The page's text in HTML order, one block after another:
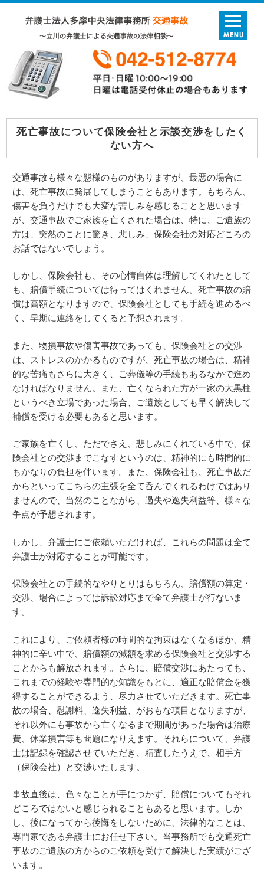
死亡事故について保険会社と示談交渉をしたく
ない方へ
交通事故も様々な態様のものがありますが、最悪の場合に
は、死亡事故に発展してしまうこともあります。もちろん、
傷害を負うだけでも大変な苦しみを感じることと思います
が、交通事故でご家族を亡くされた場合は、特に、ご遺族の
方は、突然のことに驚き、悲しみ、保険会社の対応どころの
お話ではないでしょう。
しかし、保険会社も、その心情自体は理解してくれたとして
も、賠償手続については待ってはくれません。死亡事故の賠
償は高額となりますので、保険会社としても手続を進めるべ
く、早期に連絡をしてくると予想されます。
また、物損事故や傷害事故であっても、保険会社との交渉
は、ストレスのかかるものですが、死亡事故の場合は、精神
的な苦痛もさらに大きく、ご葬儀等の手続もあるなかで進め
なければなりません。また、亡くなられた方が一家の大黒柱
というべき立場であった場合、ご遺族としても早く解決して
補償を受ける必要もあると思います。
ご家族を亡くし、ただでさえ、悲しみにくれている中で、保
険会社との交渉までこなすというのは、精神的にも時間的に
もかなりの負担を伴います。また、保険会社も、死亡事故だ
からといってこちらの主張を全て呑んでくれるわけではあり
ませんので、当然のことながら、過失や逸失利益等、様々な
争点が予想されます。
しかし、弁護士にご依頼いただければ、これらの問題は全て
弁護士が対応することが可能です。
保険会社との手続的なやりとりはもちろん、賠償額の算定・
交渉、場合によっては訴訟対応まで全て弁護士が行ないま
す。
これにより、ご依頼者様の時間的な拘束はなくなるほか、精
神的に辛い中で、賠償額の減額を求める保険会社と交渉する
ことからも解放されます。さらに、賠償交渉にあたっても、
これまでの経験や専門的な知識をもとに、適正な賠償金を獲
得することができるよう、尽力させていただきます。死亡事
故の場合、慰謝料、逸失利益、がおもな項目となりますが、
それ以外にも事故から亡くなるまで期間があった場合は治療
費、休業損害等も問題になりえます。それらについて、弁護
士は記録を確認させていただき、精査したうえで、相手方
（保険会社）と交渉いたします。
事故直後は、色々なことが手につかず、賠償についてもそれ
どころではないと感じられることもあると思います。しか
し、後になってから後悔をしないために、法律的なことは、
専門家である弁護士にお任せ下さい。当事務所でも交通死亡
事故のご遺族の方からのご依頼を受けて解決した実績がござ
います。